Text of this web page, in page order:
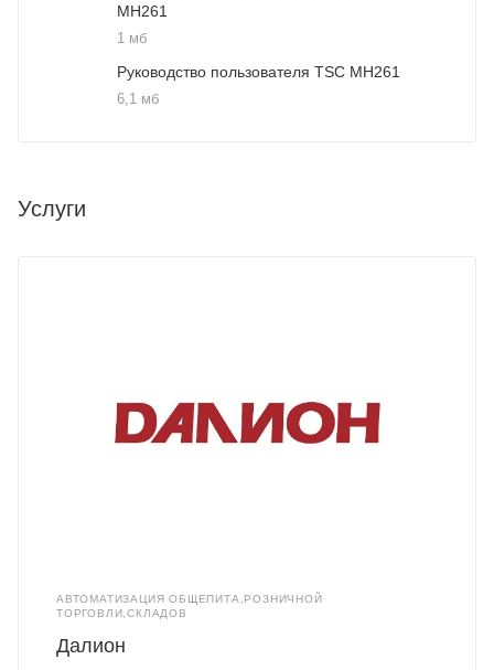
MH261
1 мб
Руководство пользователя TSC MH261
6,1 мб
Услуги
АВТОМАТИЗАЦИЯ ОБЩЕПИТА,РОЗНИЧНОЙ
ТОРГОВЛИ,СКЛАДОВ
Далион